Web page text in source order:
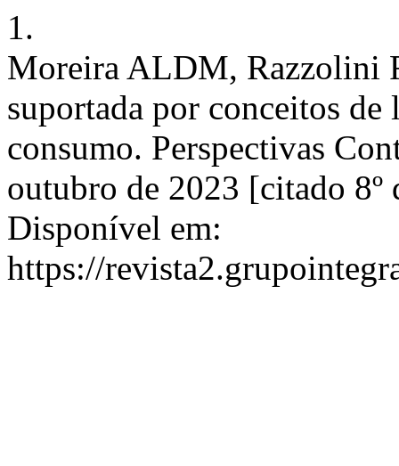
1.
Moreira ALDM, Razzolini
suportada por conceitos
consumo. Perspectivas
outubro de 2023 [citado
Disponível em:
https://